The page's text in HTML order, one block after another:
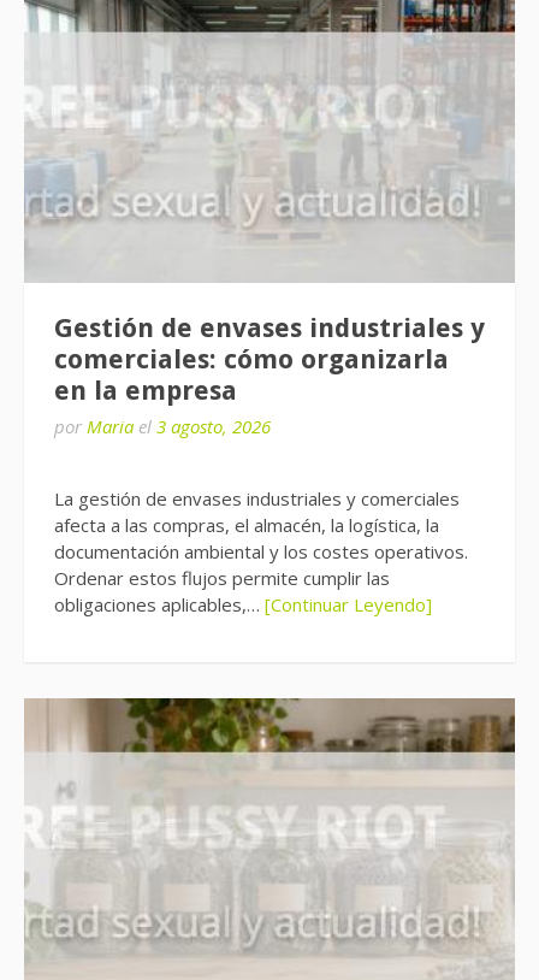
Gestión de envases industriales y
comerciales: cómo organizarla
en la empresa
por Maria el 3 agosto, 2026
La gestión de envases industriales y comerciales
afecta a las compras, el almacén, la logística, la
documentación ambiental y los costes operativos.
Ordenar estos flujos permite cumplir las
obligaciones aplicables,… [Continuar Leyendo]